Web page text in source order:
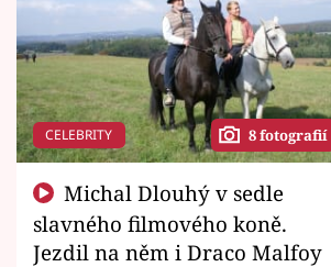
CELEBRITY 8 fotografií
slavného filmového koně.
Jezdil na něm i Draco Malfoy